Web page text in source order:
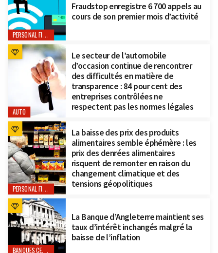
PERSONAL FINANCE
Fraudstop enregistre 6 700 appels au
cours de son premier mois d’activité
AUTO
Le secteur de l’automobile
d’occasion continue de rencontrer
des difficultés en matière de
transparence : 84 pour cent des
entreprises contrôlées ne
respectent pas les normes légales
PERSONAL FINANCE
La baisse des prix des produits
alimentaires semble éphémère : les
prix des denrées alimentaires
risquent de remonter en raison du
changement climatique et des
tensions géopolitiques
BANQUES CENTRALES
La Banque d’Angleterre maintient ses
taux d’intérêt inchangés malgré la
baisse de l’inflation